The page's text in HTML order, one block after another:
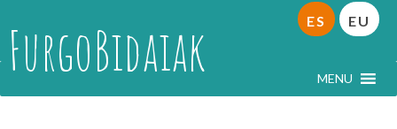
FurgoBidaiak MENU
ES EU